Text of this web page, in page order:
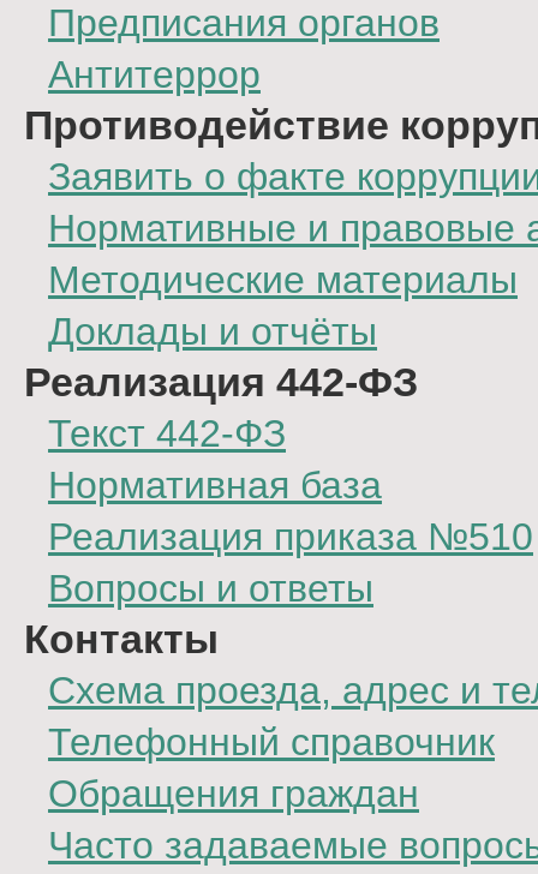
Предписания органов
Антитеррор
Противодействие
Заявить о факте
Нормативные и правовые
Методические материалы
Доклады и отчёты
Реализация 442-ФЗ
Текст 442-ФЗ
Нормативная база
Реализация приказа №510
Вопросы и ответы
Контакты
Схема проезда, адрес и
Телефонный справочник
Обращения граждан
Часто задаваемые